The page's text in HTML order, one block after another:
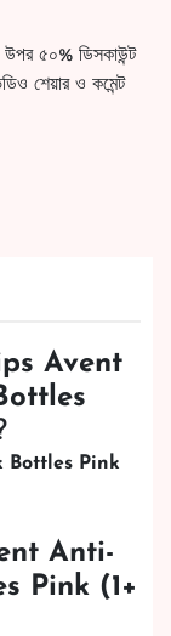
উপর ৫০% ডিসকাউন্ট
শেয়ার ও কমেন্ট
Avent
Bottles Pink
Anti-
Pink (1+